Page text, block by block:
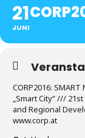
21
JUNI
CORP2016:
„Smart City“ ///
and Regional
www.corp.at